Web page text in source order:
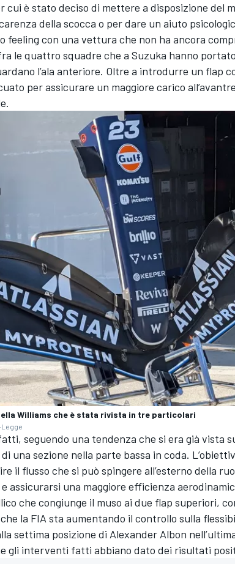
cui è stato deciso di mettere a disposizione del
della scocca o per dare un aiuto
feeling con una vettura che non ha ancora
le quattro squadre che a Suzuka hanno
l’ala anteriore. Oltre a introdurre un flap
per assicurare un maggiore carico
Williams che è stata rivista in tre particolari
Legge
seguendo una tendenza che si era già vista
di una sezione nella parte bassa in coda.
il flusso che si può spingere all’esterno della
assicurarsi una maggiore efficienza
che congiunge il muso ai due flap superiori,
la FIA sta aumentando il controllo sulla
settima posizione di Alexander Albon
gli interventi fatti abbiano dato dei risultati